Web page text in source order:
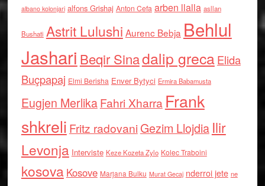
albano kolonjari alfons Grishaj Anton Cefa arben llalla asllan
Bushati Astrit Lulushi Aurenc Bebja Behlul
Jashari Beqir Sinadalip grecaElida
Buçpapaj Elmi Berisha Enver Bytyci Ermira Babamusta
Eugjen MerlikaFahri Xharra Frank
shkreli Fritz radovaniGezim Llojdia Ilir
Levonja Interviste Keze Kozeta Zylo Kolec Traboini
kosova Kosove Marjana Bulku Murat Gecaj nderroi jete ne